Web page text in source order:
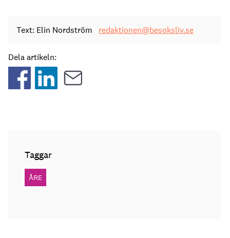
Text: Elin Nordström redaktionen@besoksliv.se
Dela artikeln:
Taggar
ÅRE